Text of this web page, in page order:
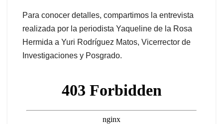
Para conocer detalles, compartimos la entrevista
realizada por la periodista Yaqueline de la Rosa
Hermida a Yuri Rodríguez Matos, Vicerrector de
Investigaciones y Posgrado.